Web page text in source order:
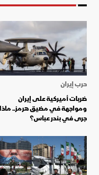
حرب إيران
ضربات أميركية على إيران
ومواجهة في مضيق هرمز.. ماذا
جرى في بندر عباس؟